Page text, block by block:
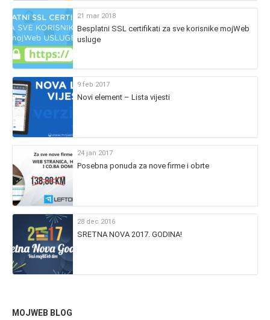
21 mar 2018
Besplatni SSL certifikati za sve korisnike mojWeb
usluge
9 feb 2017
Novi element – Lista vijesti
24 jan 2017
Posebna ponuda za nove firme i obrte
28 dec 2016
SRETNA NOVA 2017. GODINA!
MOJWEB BLOG